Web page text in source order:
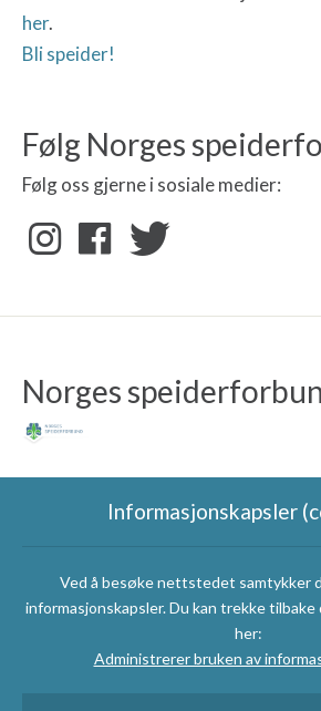
her.
Bli speider!
Følg Norges
Følg oss gjerne i sosiale medier:
Norges
Speidergruppas
samarbeidspartnere
Informasjonskapsler
Ved å besøke nettstedet samtykker
informasjonskapsler. Du kan trekke
her:
Administrerer bruken av